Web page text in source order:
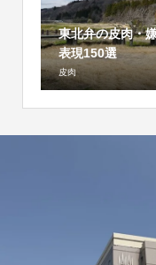
東北弁の皮肉・
表現150選
皮肉